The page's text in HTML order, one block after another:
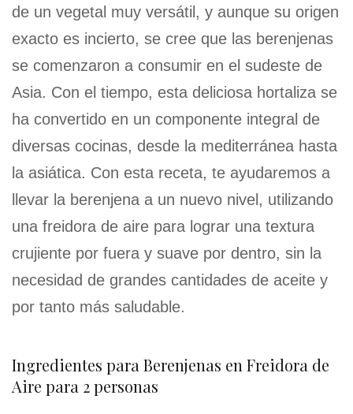
de un vegetal muy versátil, y aunque su origen
exacto es incierto, se cree que las berenjenas
se comenzaron a consumir en el sudeste de
Asia. Con el tiempo, esta deliciosa hortaliza se
ha convertido en un componente integral de
diversas cocinas, desde la mediterránea hasta
la asiática. Con esta receta, te ayudaremos a
llevar la berenjena a un nuevo nivel, utilizando
una freidora de aire para lograr una textura
crujiente por fuera y suave por dentro, sin la
necesidad de grandes cantidades de aceite y
por tanto más saludable.
Ingredientes para Berenjenas en Freidora de
Aire para 2 personas